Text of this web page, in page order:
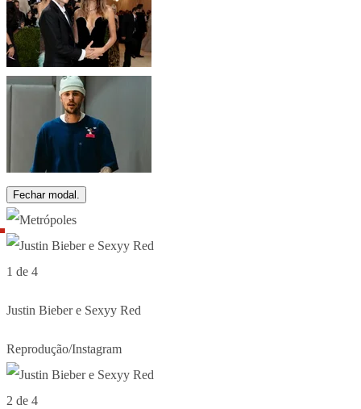
Fechar modal.
1 de 4
Justin Bieber e Sexyy Red
Reprodução/Instagram
2 de 4